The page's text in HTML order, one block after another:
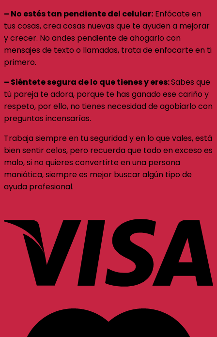
– No estés tan pendiente del celular: Enfócate en
tus cosas, crea cosas nuevas que te ayuden a mejorar
y crecer. No andes pendiente de ahogarlo con
mensajes de texto o llamadas, trata de enfocarte en ti
primero.
– Siéntete segura de lo que tienes y eres:Sabes que
tú pareja te adora, porque te has ganado ese cariño y
respeto, por ello, no tienes necesidad de agobiarlo con
preguntas incensarías.
Trabaja siempre en tu seguridad y en lo que vales, está
bien sentir celos, pero recuerda que todo en exceso es
malo, si no quieres convertirte en una persona
maniática, siempre es mejor buscar algún tipo de
ayuda profesional.